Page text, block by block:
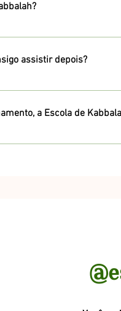
porém já tivemos espaço
assistir depois?
aulas, de preferencia
a Escola de
de atendimentos, que